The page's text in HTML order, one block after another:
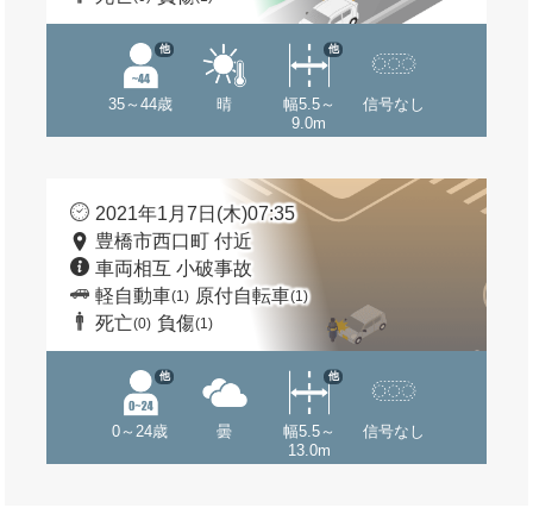
35～44歳
他
晴
幅5.5～
9.0m
他
信号なし
2021年1月7日(木)07:35
豊橋市西口町 付近
車両相互 小破事故
軽自動車(1) 原付自転車(1)
死亡(0) 負傷(1)
0～24歳
他
曇
幅5.5～
13.0m
他
信号なし